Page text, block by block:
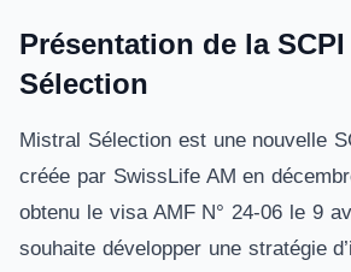
Présentation de la
Sélection
Mistral Sélection est une nouvelle
créée par SwissLife AM en
obtenu le visa AMF N° 24-06 le 9
souhaite développer une stratégie